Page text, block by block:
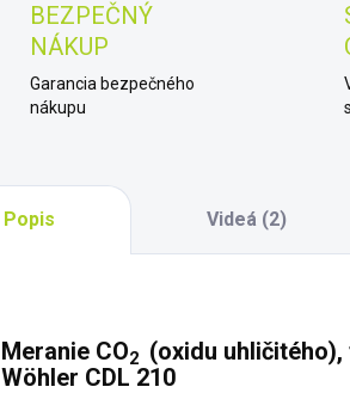
BEZPEČNÝ
NÁKUP
Garancia bezpečného
nákupu
Popis Videá (2)
Meranie CO2 (oxidu
Wöhler CDL 210